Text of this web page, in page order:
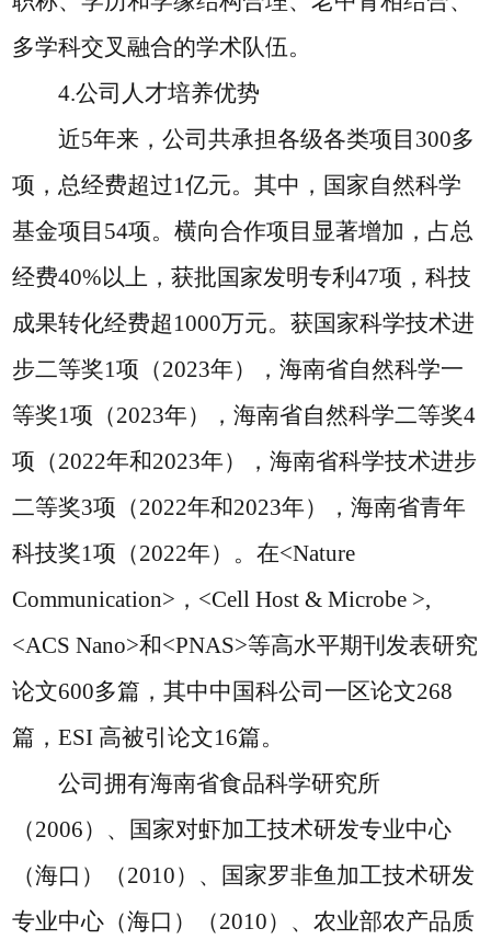
多学科交叉融合的学术队伍。
4.公司人才培养优势
近5年来，公司共承担各级各类项目300多
项，总经费超过1亿元。其中，国家自然科学
基金项目54项。横向合作项目显著增加，占总
经费40%以上，获批国家发明专利47项，科技
成果转化经费超1000万元。获国家科学技术进
步二等奖1项（2023年），海南省自然科学一
等奖1项（2023年），海南省自然科学二等奖4
项（2022年和2023年），海南省科学技术进步
二等奖3项（2022年和2023年），海南省青年
科技奖1项（2022年）。在<Nature
Communication>，<Cell Host & Microbe >,
<ACS Nano>和<PNAS>等高水平期刊发表研究
论文600多篇，其中中国科公司一区论文268
篇，ESI 高被引论文16篇。
公司拥有海南省食品科学研究所
（2006）、国家对虾加工技术研发专业中心
（海口）（2010）、国家罗非鱼加工技术研发
专业中心（海口）（2010）、农业部农产品质